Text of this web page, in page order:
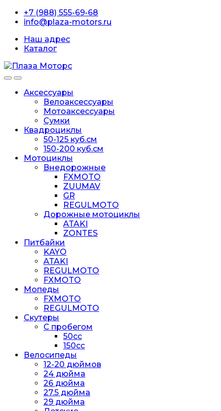
Перейти
перейти+7 (988) 555-69-68
info@plaza-motors.ru
Наш адрес
Каталог
Аксессуары
Велоаксессуары
Мотоаксессуары
Сумки
Квадроциклы
50-125 куб.см
150-200 куб.см
Мотоциклы
Внедорожные
FXMOTO
ZUUMAV
GR
REGULMOTO
Дорожные мотоциклы
ATAKI
ZONTES
Питбайки
KAYO
ATAKI
REGULMOTO
FXMOTO
Мопеды
FXMOTO
REGULMOTO
Скутеры
С пробегом
50cc
150cc
Велосипеды
12-20 дюймов
24 дюйма
26 дюйма
27.5 дюйма
29 дюйма